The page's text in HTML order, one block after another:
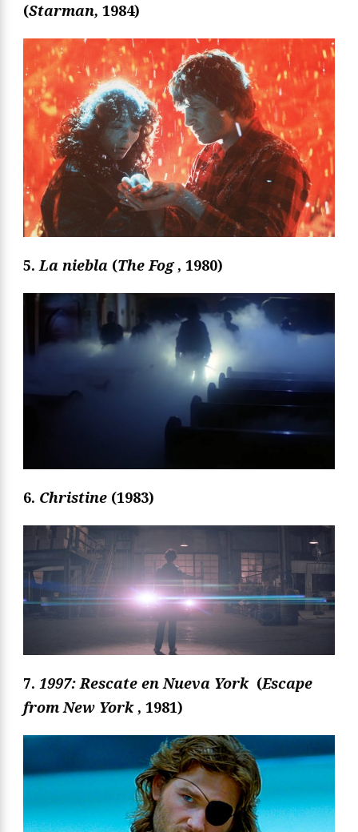
(Starman, 1984)
5.La niebla (The Fog , 1980)
6. Christine (1983)
7. 1997: Rescate en Nueva York (Escape
from New York , 1981)